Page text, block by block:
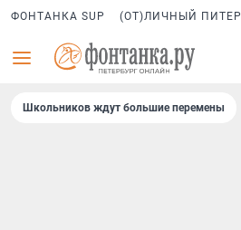
ФОНТАНКА SUP (ОТ)ЛИЧНЫЙ ПИТЕР
Школьников ждут большие перемены